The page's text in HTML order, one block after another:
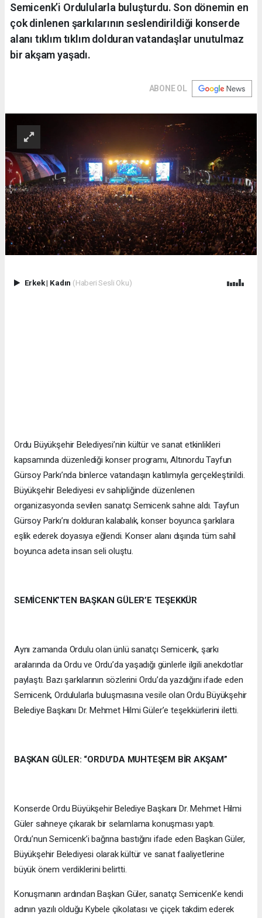
Semicenk’i Ordulularla buluşturdu. Son dönemin en
çok dinlenen şarkılarının seslendirildiği konserde
alanı tıklım tıklım dolduran vatandaşlar unutulmaz
bir akşam yaşadı.
ABONE OL
Erkek| Kadın (Haberi Sesli Oku)
Ordu Büyükşehir Belediyesi’nin kültür ve sanat etkinlikleri
kapsamında düzenlediği konser programı, Altınordu Tayfun
Gürsoy Parkı’nda binlerce vatandaşın katılımıyla gerçekleştirildi.
Büyükşehir Belediyesi ev sahipliğinde düzenlenen
organizasyonda sevilen sanatçı Semicenk sahne aldı. Tayfun
Gürsoy Parkı’nı dolduran kalabalık, konser boyunca şarkılara
eşlik ederek doyasıya eğlendi. Konser alanı dışında tüm sahil
boyunca adeta insan seli oluştu.
SEMİCENK’TEN BAŞKAN GÜLER’E TEŞEKKÜR
Aynı zamanda Ordulu olan ünlü sanatçı Semicenk, şarkı
aralarında da Ordu ve Ordu’da yaşadığı günlerle ilgili anekdotlar
paylaştı. Bazı şarkılarının sözlerini Ordu’da yazdığını ifade eden
Semicenk, Ordulularla buluşmasına vesile olan Ordu Büyükşehir
Belediye Başkanı Dr. Mehmet Hilmi Güler’e teşekkürlerini iletti.
BAŞKAN GÜLER: “ORDU’DA MUHTEŞEM BİR AKŞAM”
Konserde Ordu Büyükşehir Belediye Başkanı Dr. Mehmet Hilmi
Güler sahneye çıkarak bir selamlama konuşması yaptı.
Ordu’nun Semicenk’i bağrına bastığını ifade eden Başkan Güler,
Büyükşehir Belediyesi olarak kültür ve sanat faaliyetlerine
büyük önem verdiklerini belirtti.
Konuşmanın ardından Başkan Güler, sanatçı Semicenk’e kendi
adının yazılı olduğu Kybele çikolatası ve çiçek takdim ederek